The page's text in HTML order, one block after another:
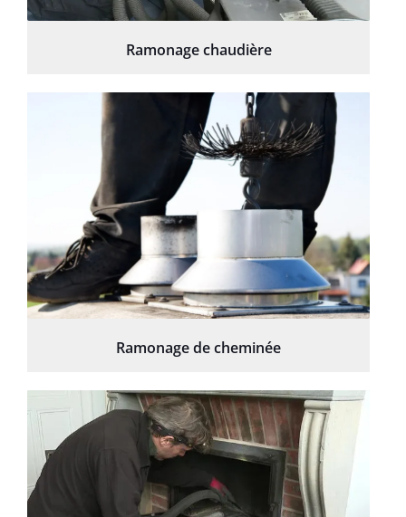
Ramonage chaudière
Ramonage de cheminée